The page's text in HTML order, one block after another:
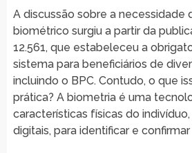
A discussão sobre a necessidade
biométrico surgiu a partir da
12.561, que estabeleceu a
sistema para beneficiários de
incluindo o BPC. Contudo, o que
prática? A biometria é uma
características físicas do
digitais, para identificar e